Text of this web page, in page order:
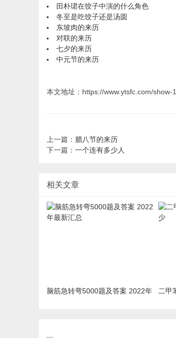
田朴珺在饺子中演的什么角色
冬至是吃饺子还是汤圆
东坡肉的来历
对联的来历
七夕的来历
中元节的来历
本文地址：https://www.ytsfc.com/show-
上一篇： 腊八节的来历
下一篇： 一个连有多少人
相关文章
脑筋急转弯5000题及答案 2022年
二甲